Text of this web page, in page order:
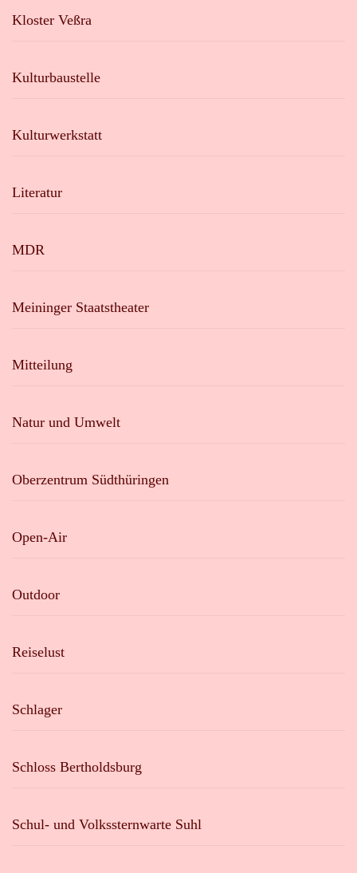
Kloster Veßra
Kulturbaustelle
Kulturwerkstatt
Literatur
MDR
Meininger Staatstheater
Mitteilung
Natur und Umwelt
Oberzentrum Südthüringen
Open-Air
Outdoor
Reiselust
Schlager
Schloss Bertholdsburg
Schul- und Volkssternwarte Suhl